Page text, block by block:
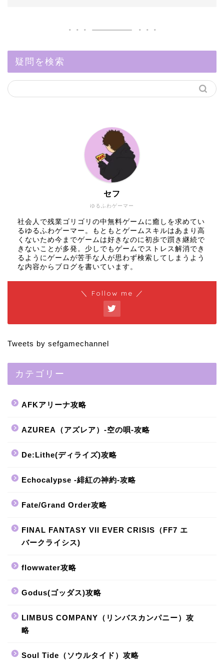
疑問を検索
ゆるふわゲーマー
セフ
社会人で残業ゴリゴリの中無料ゲームに癒しを求めてい
るゆるふわゲーマー。もともとゲームスキルはあまり高
くないため今までゲームは好きなのに初歩で躓き継続で
きないことが多発。少しでもゲームでストレス解消でき
るようにゲームが苦手な人が思わず検索してしまうよう
な内容からブログを書いています。
＼ Follow me ／
Tweets by sefgamechannel
カテゴリー
AFKアリーナ攻略
AZUREA（アズレア）-空の唄-攻略
De:Lithe(ディライズ)攻略
Echocalypse -緋紅の神約-攻略
Fate/Grand Order攻略
FINAL FANTASY VII EVER CRISIS（FF7 エ
バークライシス)
flowwater攻略
Godus(ゴッダス)攻略
LIMBUS COMPANY（リンバスカンパニー）攻
略
Soul Tide（ソウルタイド）攻略